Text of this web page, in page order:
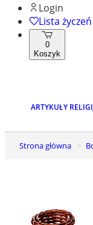
Login
Lista życzeń
0
Koszyk
ARTYKUŁY
Strona główna